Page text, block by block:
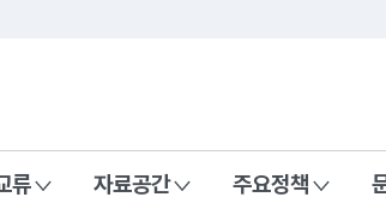
복한 대한민국
류 자료공간 주요정책